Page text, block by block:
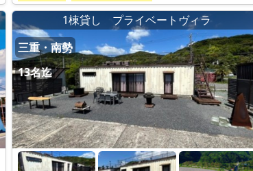
1棟貸し プライベートヴィラ
三重・南勢
13名迄